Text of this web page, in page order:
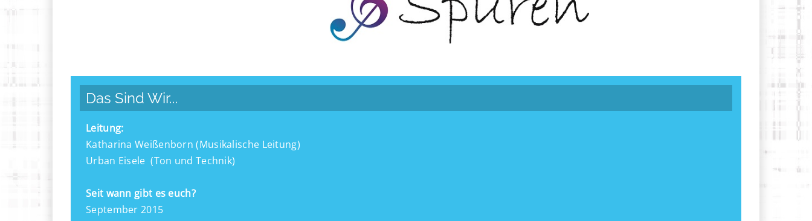
Das Sind Wir...
Leitung:
Katharina Weißenborn (Musikalische Leitung)
Urban Eisele (Ton und Technik)
Seit wann gibt es euch?
September 2015